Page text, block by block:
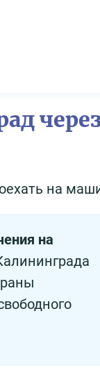
на
на